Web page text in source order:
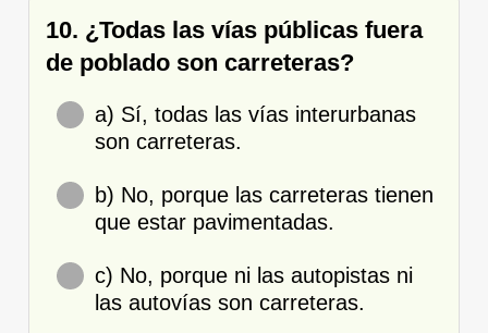
10. ¿Todas las vías públicas fuera
de poblado son carreteras?
a) Sí, todas las vías interurbanas
son carreteras.
b) No, porque las carreteras tienen
que estar pavimentadas.
c) No, porque ni las autopistas ni
las autovías son carreteras.